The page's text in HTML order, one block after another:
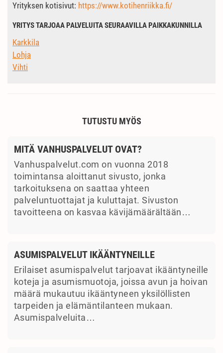
Yrityksen kotisivut: https://www.kotihenriikka.fi/
YRITYS TARJOAA PALVELUITA SEURAAVILLA PAIKKAKUNNILLA
Karkkila
Lohja
Vihti
TUTUSTU MYÖS
MITÄ VANHUSPALVELUT OVAT?
Vanhuspalvelut.com on vuonna 2018
toimintansa aloittanut sivusto, jonka
tarkoituksena on saattaa yhteen
palveluntuottajat ja kuluttajat. Sivuston
tavoitteena on kasvaa kävijämäärältään…
ASUMISPALVELUT IKÄÄNTYNEILLE
Erilaiset asumispalvelut tarjoavat ikääntyneille
koteja ja asumismuotoja, joissa avun ja hoivan
määrä mukautuu ikääntyneen yksilöllisten
tarpeiden ja elämäntilanteen mukaan.
Asumispalveluita…